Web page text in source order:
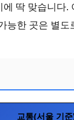
딱 맞습니다.
능한 곳은 별도
교통(서울 기준